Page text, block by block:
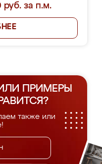
за п.м.
ПРИМЕРЫ
также или